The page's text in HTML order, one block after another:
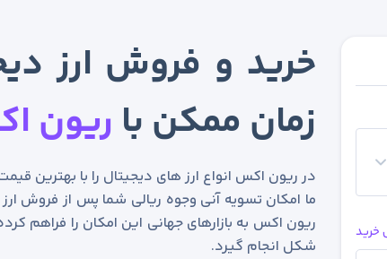
خرید و فروش ارز
زمان ممکن با ریون
در ریون اکس انواع ارز های دیجیتال را با بهترین
ما امکان تسویه آنی وجوه ریالی شما پس از فروش
ریون اکس به بازارهای جهانی این امکان را فراهم
شکل انجام گیرد.
خرید